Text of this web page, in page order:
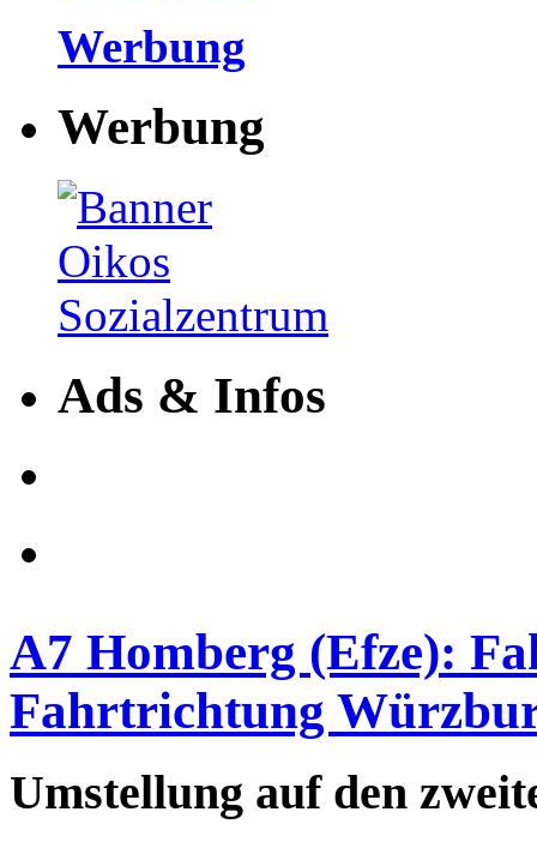
Werbung
Werbung
Ads & Infos
A7 Homberg (Efze):
Fahrtrichtung
Umstellung auf den